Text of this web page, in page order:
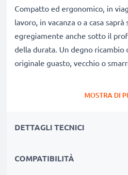
Compatto ed ergonomico, in
lavoro, in vacanza o a casa
egregiamente anche sotto il
della durata. Un degno ricambio
originale guasto, vecchio o
un
ricaricare
leggero, che non scalda né
MOSTRA DI
DETTAGLI TECNICI
COMPATIBILITÀ